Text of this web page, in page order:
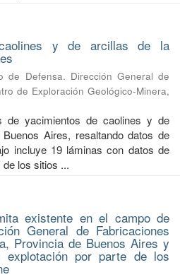
y de arcillas de la
de Defensa. Dirección General de
de Exploración Geológico-Minera,
de yacimientos de caolines y de
Aires, resaltando datos de
incluye 19 láminas con datos de
los sitios ...
existente en el campo de
General de Fabricaciones
Provincia de Buenos Aires y
por parte de los